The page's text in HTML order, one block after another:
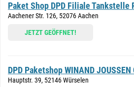
Paket Shop DPD Filiale Tankstelle
Aachener Str. 126, 52076 Aachen
JETZT GEÖFFNET!
DPD Paketshop WINAND JOUSSEN
Hauptstr. 39, 52146 Würselen